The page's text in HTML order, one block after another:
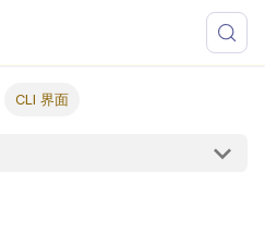
CLI 界面